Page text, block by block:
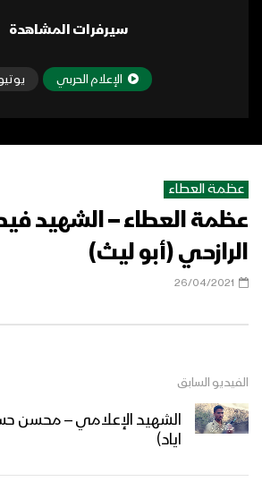
سيرفرات المشاهدة
الإعلام الحربي
عظمة العطاء
عظمة العطاء – الشهيد
الرازحي (أبو ليث)
26/04/2021
الفيديو السابق
الشهيد الإعلامي – محسن
اياد)